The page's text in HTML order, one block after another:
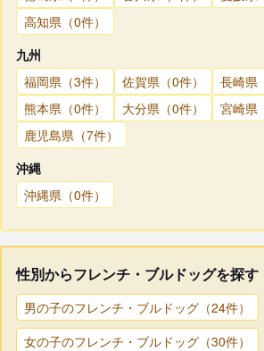
高知県（0件）
九州
福岡県（3件）
佐賀県（0件）
長崎県
熊本県（0件）
大分県（0件）
宮崎県
鹿児島県（7件）
沖縄
沖縄県（0件）
性別からフレンチ・ブルドッグを探す
男の子のフレンチ・ブルドッグ（24件）
女の子のフレンチ・ブルドッグ（30件）